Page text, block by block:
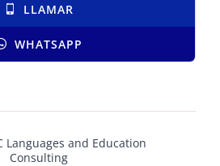
LLAMAR
WHATSAPP
Languages and Education
Consulting